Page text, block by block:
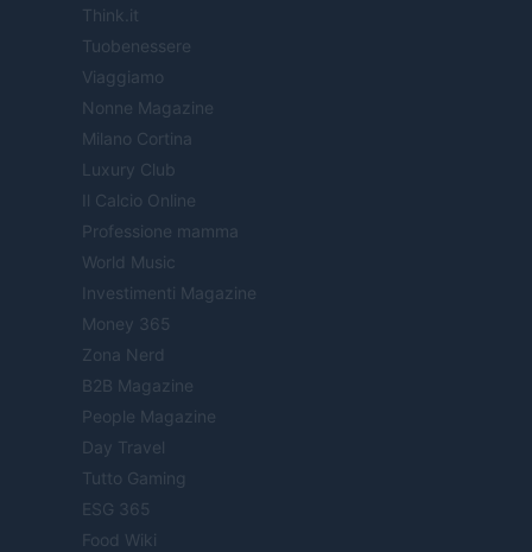
Think.it
Tuobenessere
Viaggiamo
Nonne Magazine
Milano Cortina
Luxury Club
Il Calcio Online
Professione mamma
World Music
Investimenti Magazine
Money 365
Zona Nerd
B2B Magazine
People Magazine
Day Travel
Tutto Gaming
ESG 365
Food Wiki